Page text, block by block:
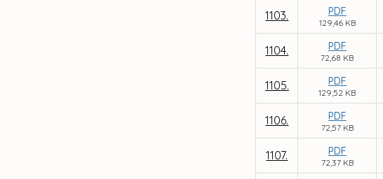
1103. PDF
129,46 KB
1104. PDF
72,68 KB
1105. PDF
129,52 KB
1106. PDF
72,57 KB
1107. PDF
72,37 KB